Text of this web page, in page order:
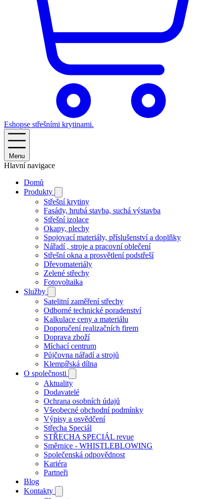
Eshopse střešními krytinami.
Menu
Hlavní navigace
Domů
Produkty
Střešní krytiny
Fasády, hrubá stavba, suchá výstavba
Střešní izolace
Okapy, plechy
Spojovací materiály, příslušenství a doplňky
Nářadí , stroje a pracovní oblečení
Střešní okna a prosvětlení podstřeší
Dřevomateriály
Zelené střechy
Fotovoltaika
Služby
Satelitní zaměření střechy
Odborné technické poradenství
Kalkulace ceny a materiálu
Doporučení realizačních firem
Doprava zboží
Míchací centrum
Půjčovna nářadí a strojů
Klempířská dílna
O společnosti
Aktuality
Dodavatelé
Ochrana osobních údajů
Všeobecné obchodní podmínky
Výpisy a osvědčení
Střecha Speciál
STŘECHA SPECIÁL revue
Směrnice - WHISTLEBLOWING
Společenská odpovědnost
Kariéra
Partneři
Blog
Kontakty